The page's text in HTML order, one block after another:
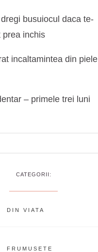
busuiocul daca te-
prea inchis
incaltamintea din piele
– primele trei luni
CATEGORII:
DIN VIATA
FRUMUSETE